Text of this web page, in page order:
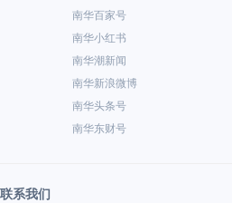
南华百家号
南华小红书
南华潮新闻
南华新浪微博
南华头条号
南华东财号
联系我们